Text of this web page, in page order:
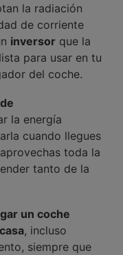
la radiación
de corriente
inversor que la
para usar en tu
del coche.
la energía
cuando llegues
toda la
tanto de la
un coche
, incluso
siempre que